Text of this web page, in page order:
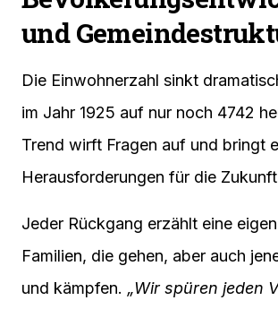
und
Die Einwohnerzahl sinkt
im Jahr 1925 auf nur noch 4742
Trend wirft Fragen auf und bringt
Herausforderungen für die
Jeder Rückgang erzählt eine
Familien, die gehen, aber auch
und kämpfen. „Wir spüren jeden